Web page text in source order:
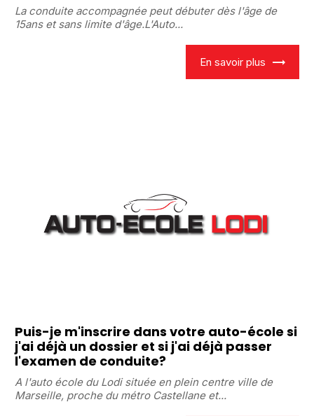
La conduite accompagnée peut débuter dès l'âge de
15ans et sans limite d'âge.L'Auto...
En savoir plus
Puis-je m'inscrire dans votre auto-école si
j'ai déjà un dossier et si j'ai déjà passer
l'examen de conduite?
A l'auto école du Lodi située en plein centre ville de
Marseille, proche du métro Castellane et...